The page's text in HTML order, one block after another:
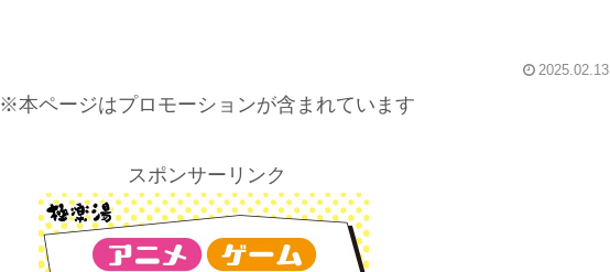
2025.02.13
※本ページはプロモーションが含まれています
スポンサーリンク